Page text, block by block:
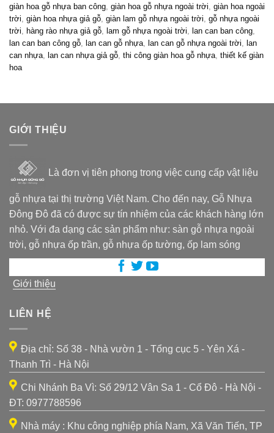
giàn hoa gỗ nhựa ban công, giàn hoa gỗ nhựa ngoài trời, giàn hoa ngoài
trời, giàn hoa nhựa giả gỗ, giàn lam gỗ nhựa ngoài trời, gỗ nhựa ngoài
trời, hàng rào nhựa giả gỗ, lam gỗ nhựa ngoài trời, lan can ban công,
lan can ban công gỗ, lan can gỗ nhựa, lan can gỗ nhựa ngoài trời, lan
can nhựa, lan can nhựa giả gỗ, thi công giàn hoa gỗ nhựa, thiết kế giàn
hoa
GIỚI THIỆU
Là đơn vị tiên phong trong việc cung cấp vật liệu
gỗ nhựa tại thị trường Việt Nam. Cho đến nay, Gỗ Nhựa
Đông Đô đã có được sự tín nhiệm của các khách hàng lớn
nhỏ. Với đa dạng các sản phẩm như: sàn gỗ nhựa ngoài
trời, gỗ nhựa ốp trần, gỗ nhựa ốp tường, ốp lam sóng
Giới thiệu
LIÊN HỆ
Địa chỉ: Số 38 - Nhà vườn 1 - Tổng cục 5 - Yên Xá -
Thanh Trì - Hà Nội
Chi Nhánh Ba Vì: Số 29/12 Vân Sa 1 - Cổ Đô - Hà Nội -
ĐT: 0977788596
Nhà máy : Khu công nghiệp phía Nam, Xã Văn Tiến, TP